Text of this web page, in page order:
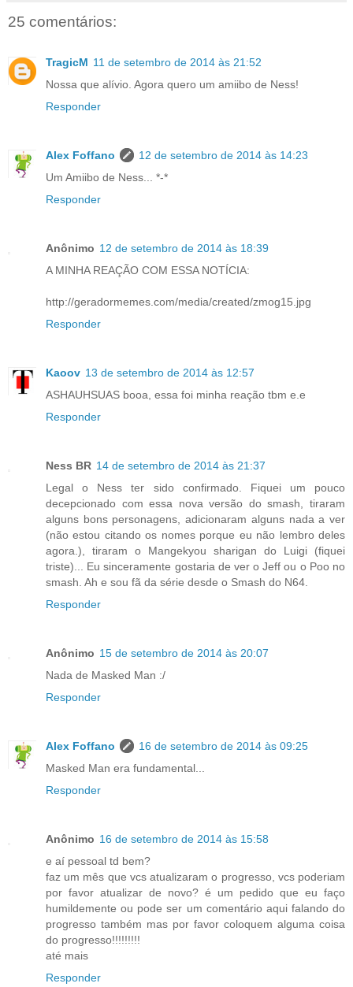
25 comentários:
TragicM 11 de setembro de 2014 às 21:52
Nossa que alívio. Agora quero um amiibo de Ness!
Responder
Alex Foffano
12 de setembro de 2014 às 14:23
Um Amiibo de Ness... *-*
Responder
Anônimo 12 de setembro de 2014 às 18:39
A MINHA REAÇÃO COM ESSA NOTÍCIA:
http://geradormemes.com/media/created/zmog15.jpg
Responder
Kaoov 13 de setembro de 2014 às 12:57
ASHAUHSUAS booa, essa foi minha reação tbm e.e
Responder
Ness BR 14 de setembro de 2014 às 21:37
Legal o Ness ter sido confirmado. Fiquei um pouco
decepcionado com essa nova versão do smash, tiraram
alguns bons personagens, adicionaram alguns nada a ver
(não estou citando os nomes porque eu não lembro deles
agora.), tiraram o Mangekyou sharigan do Luigi (fiquei
triste)... Eu sinceramente gostaria de ver o Jeff ou o Poo no
smash. Ah e sou fã da série desde o Smash do N64.
Responder
Anônimo 15 de setembro de 2014 às 20:07
Nada de Masked Man :/
Responder
Alex Foffano
16 de setembro de 2014 às 09:25
Masked Man era fundamental...
Responder
Anônimo 16 de setembro de 2014 às 15:58
e aí pessoal td bem?
faz um mês que vcs atualizaram o progresso, vcs poderiam
por favor atualizar de novo? é um pedido que eu faço
humildemente ou pode ser um comentário aqui falando do
progresso também mas por favor coloquem alguma coisa
do progresso!!!!!!!!!
até mais
Responder